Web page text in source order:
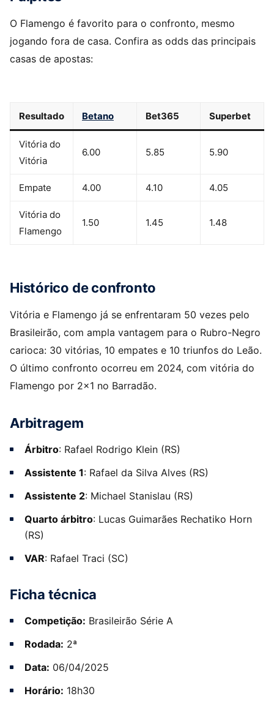
O Flamengo é favorito para o confronto, mesmo
jogando fora de casa. Confira as odds das principais
casas de apostas:
Resultado Betano Bet365 Superbet
Vitória do
Vitória
6.00 5.85 5.90
Empate 4.00 4.10 4.05
Vitória do
Flamengo
1.50 1.45 1.48
Histórico de confronto
Vitória e Flamengo já se enfrentaram 50 vezes pelo
Brasileirão, com ampla vantagem para o Rubro-Negro
carioca: 30 vitórias, 10 empates e 10 triunfos do Leão.
O último confronto ocorreu em 2024, com vitória do
Flamengo por 2×1 no Barradão.
Arbitragem
Árbitro: Rafael Rodrigo Klein (RS)
Assistente 1: Rafael da Silva Alves (RS)
Assistente 2: Michael Stanislau (RS)
Quarto árbitro: Lucas Guimarães Rechatiko Horn
(RS)
VAR: Rafael Traci (SC)
Ficha técnica
Competição: Brasileirão Série A
Rodada: 2ª
Data: 06/04/2025
Horário: 18h30